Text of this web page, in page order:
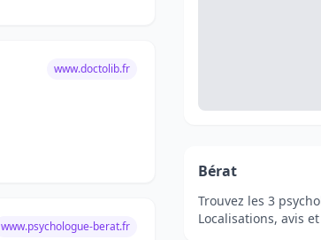
www.doctolib.fr
www.psychologue-berat.fr
Bérat
Trouvez les 3
Localisations, avis